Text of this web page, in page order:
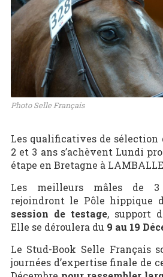
Photo Selle Français
Les qualificatives de sélection
2 et 3 ans s’achèvent Lundi
étape en Bretagne à
Les meilleurs mâles de 3
rejoindront le Pôle hippique
session de testage, support
Elle se déroulera du 9 au 19
Le Stud-Book Selle Français
journées d’expertise finale de